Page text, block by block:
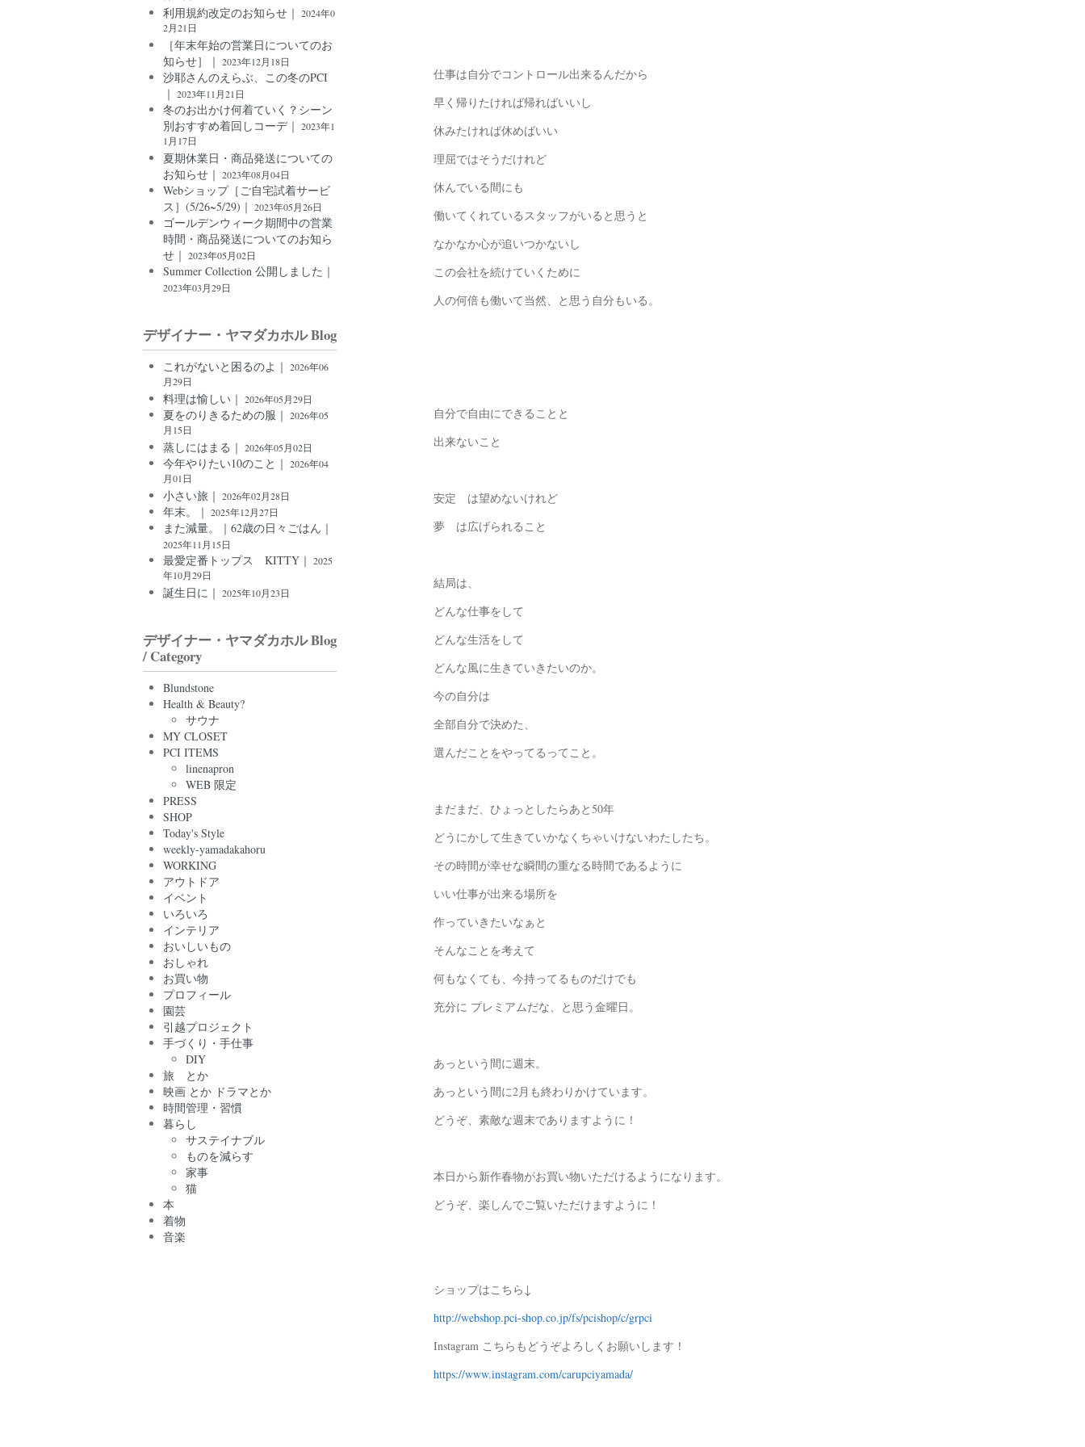
仕事は自分でコントロール出来るんだから
早く帰りたければ帰ればいいし
休みたければ休めばいい
理屈ではそうだけれど
休んでいる間にも
働いてくれているスタッフがいると思うと
なかなか心が追いつかないし
この会社を続けていくために
人の何倍も働いて当然、と思う自分もいる。
自分で自由にできることと
出来ないこと
安定 は望めないけれど
夢 は広げられること
結局は、
どんな仕事をして
どんな生活をして
どんな風に生きていきたいのか。
今の自分は
全部自分で決めた、
選んだことをやってるってこと。
まだまだ、ひょっとしたらあと50年
どうにかして生きていかなくちゃいけないわたしたち。
その時間が幸せな瞬間の重なる時間であるように
いい仕事が出来る場所を
作っていきたいなぁと
そんなことを考えて
何もなくても、今持ってるものだけでも
充分に プレミアムだな、と思う金曜日。
あっという間に週末。
あっという間に2月も終わりかけています。
どうぞ、素敵な週末でありますように！
本日から新作春物がお買い物いただけるようになります。
どうぞ、楽しんでご覧いただけますように！
ショップはこちら↓
http://webshop.pci-shop.co.jp/fs/pcishop/c/grpci
Instagram こちらもどうぞよろしくお願いします！
https://www.instagram.com/carupciyamada/
利用規約改定のお知らせ｜ 2024年0
2月21日
［年末年始の営業日についてのお
知らせ］｜ 2023年12月18日
沙耶さんのえらぶ、この冬のPCI
｜ 2023年11月21日
冬のお出かけ何着ていく？シーン
別おすすめ着回しコーデ｜ 2023年1
1月17日
夏期休業日・商品発送についての
お知らせ｜ 2023年08月04日
Webショップ［ご自宅試着サービ
ス］(5/26~5/29)｜ 2023年05月26日
ゴールデンウィーク期間中の営業
時間・商品発送についてのお知ら
せ｜ 2023年05月02日
Summer Collection 公開しました｜
2023年03月29日
デザイナー・ヤマダカホル Blog
これがないと困るのよ｜ 2026年06
月29日
料理は愉しい｜ 2026年05月29日
夏をのりきるための服｜ 2026年05
月15日
蒸しにはまる｜ 2026年05月02日
今年やりたい10のこと｜ 2026年04
月01日
小さい旅｜ 2026年02月28日
年末。｜ 2025年12月27日
また減量。｜62歳の日々ごはん｜
2025年11月15日
最愛定番トップス KITTY｜ 2025
年10月29日
誕生日に｜ 2025年10月23日
デザイナー・ヤマダカホル Blog
/ Category
Blundstone
Health & Beauty?
サウナ
MY CLOSET
PCI ITEMS
linenapron
WEB 限定
PRESS
SHOP
Today's Style
weekly-yamadakahoru
WORKING
アウトドア
イベント
いろいろ
インテリア
おいしいもの
おしゃれ
お買い物
プロフィール
園芸
引越プロジェクト
手づくり・手仕事
DIY
旅 とか
映画 とか ドラマとか
時間管理・習慣
暮らし
サステイナブル
ものを減らす
家事
猫
本
着物
音楽